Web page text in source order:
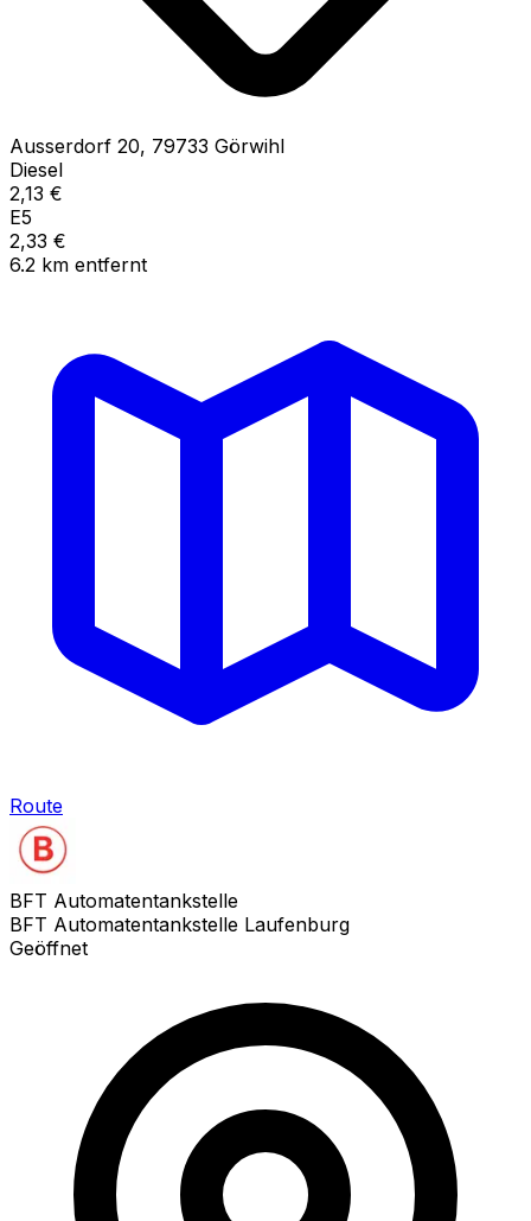
Ausserdorf 20, 79733 Görwihl
Diesel
2,13 €
E5
2,33 €
6.2 km entfernt
Route
BFT Automatentankstelle
BFT Automatentankstelle Laufenburg
Geöffnet